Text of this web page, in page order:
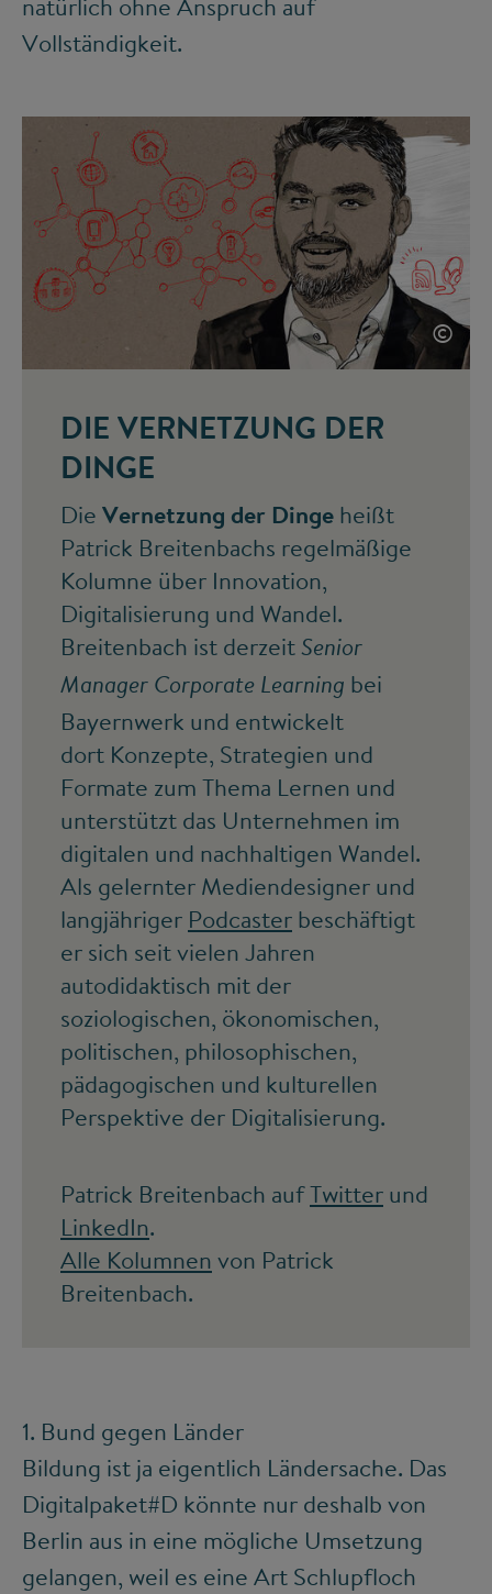
natürlich ohne Anspruch auf
Vollständigkeit.
©
DIE VERNETZUNG DER
DINGE
Die Vernetzung der Dinge heißt
Patrick Breitenbachs regelmäßige
Kolumne über Innovation,
Digitalisierung und Wandel.
Breitenbach ist derzeit Senior
Manager Corporate Learning bei
Bayernwerk und entwickelt
dort Konzepte, Strategien und
Formate zum Thema Lernen und
unterstützt das Unternehmen im
digitalen und nachhaltigen Wandel.
Als gelernter Mediendesigner und
langjähriger Podcaster beschäftigt
er sich seit vielen Jahren
autodidaktisch mit der
soziologischen, ökonomischen,
politischen, philosophischen,
pädagogischen und kulturellen
Perspektive der Digitalisierung.
Patrick Breitenbach aufTwitter und
LinkedIn.
Alle Kolumnen von Patrick
Breitenbach.
1. Bund gegen Länder
Bildung ist ja eigentlich Ländersache. Das
Digitalpaket#D könnte nur deshalb von
Berlin aus in eine mögliche Umsetzung
gelangen, weil es eine Art Schlupfloch